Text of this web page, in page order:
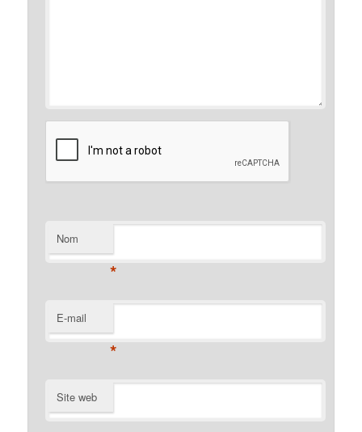
Nom
*
E-mail
*
Site web